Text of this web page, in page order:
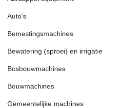
Auto's
Bemestingsmachines
Bewatering (sproei) en irrigatie
Bosbouwmachines
Bouwmachines
Gemeentelijke machines